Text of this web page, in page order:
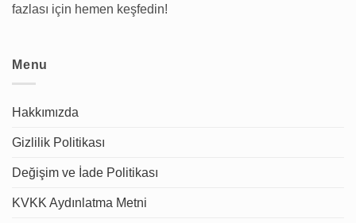
fazlası için hemen keşfedin!
Menu
Hakkımızda
Gizlilik Politikası
Değişim ve İade Politikası
KVKK Aydınlatma Metni